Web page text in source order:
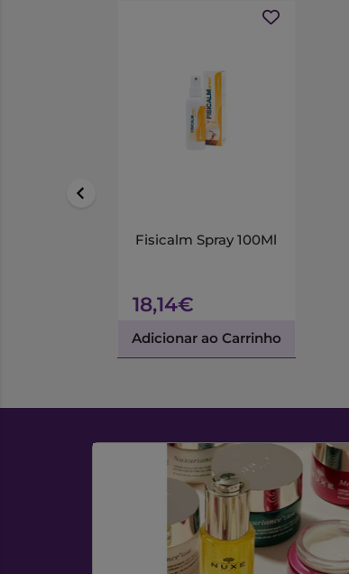
Fisicalm Spray 100Ml
18,14€
Adicionar ao Carrinho